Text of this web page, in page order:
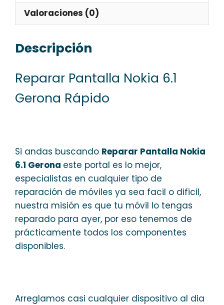
Valoraciones (0)
Descripción
Reparar Pantalla Nokia 6.1
Gerona Rápido
Si andas buscando Reparar Pantalla Nokia
6.1 Gerona este portal es lo mejor,
especialistas en cualquier tipo de
reparación de móviles ya sea facil o dificil,
nuestra misión es que tu móvil lo tengas
reparado para ayer, por eso tenemos de
prácticamente todos los componentes
disponibles.
Arreglamos casi cualquier dispositivo al dia